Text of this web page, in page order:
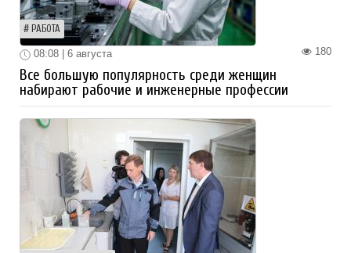
РАБОТА
180
08:08 | 6 августа
Все большую популярность среди женщин
набирают рабочие и инженерные профессии